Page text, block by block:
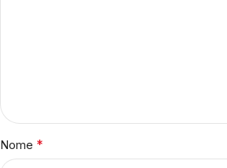
Nome *